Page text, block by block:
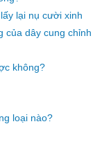
lại nụ cười xinh
của dây cung chỉnh
không?
loại nào?